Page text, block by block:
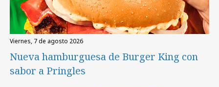
viernes, 7 de agosto 2026
Nueva hamburguesa de Burger King con
sabor a Pringles